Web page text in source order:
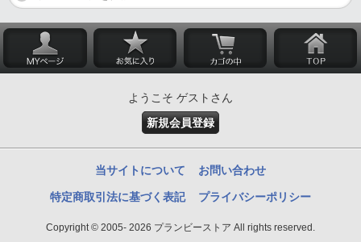
ようこそ ゲストさん
新規会員登録
当サイトについて お問い合わせ
特定商取引法に基づく表記 プライバシーポリシー
Copyright © 2005- 2026 プランビーストア All rights reserved.